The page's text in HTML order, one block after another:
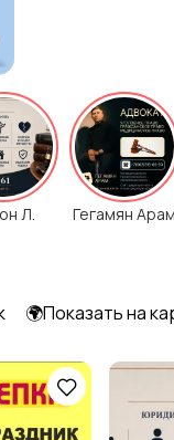
Л. Гегамян Арам
🌍Показать на